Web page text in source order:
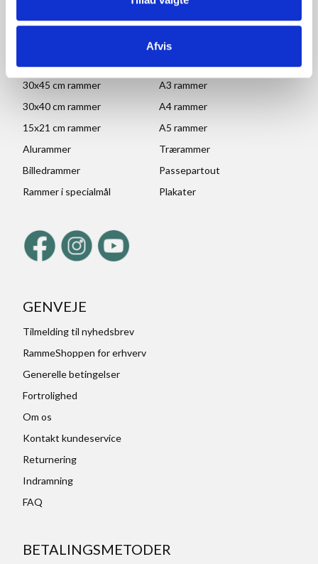
Afvis
POPULÆRE KATEGORIER
A1 rammer
30x45 cm rammer
A3 rammer
30x40 cm rammer
A4 rammer
15x21 cm rammer
A5 rammer
Alurammer
Trærammer
Billedrammer
Passepartout
Rammer i specialmål
Plakater
GENVEJE
Tilmelding til nyhedsbrev
RammeShoppen for erhverv
Generelle betingelser
Fortrolighed
Om os
Kontakt kundeservice
Returnering
Indramning
FAQ
BETALINGSMETODER